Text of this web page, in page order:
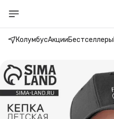
КолумбусАкцииБестселлеры